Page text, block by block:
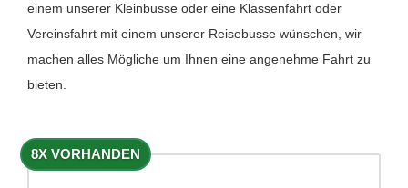
einem unserer Kleinbusse oder eine Klassenfahrt oder
Vereinsfahrt mit einem unserer Reisebusse wünschen, wir
machen alles Mögliche um Ihnen eine angenehme Fahrt zu
bieten.
8X VORHANDEN